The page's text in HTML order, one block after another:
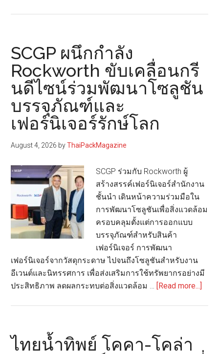
เมื่อ
องค์ก
ยุค
มากก
ที่
เคย
SCGP ผนึกกำลัง
Rockworth ขับเคลื่อนกรี
นดีไซน์ร่วมพัฒนาโซลูชัน
บรรจุภัณฑ์และ
เฟอร์นิเจอร์รักษ์โลก
August 4, 2026 byThaiPackMagazine
SCGP ร่วมกับ Rockworth ผู้
สร้างสรรค์เฟอร์นิเจอร์สำนักงาน
ชั้นนำ เดินหน้าความร่วมมือใน
การพัฒนาโซลูชันเพื่อสิ่งแวดล้อม
ครอบคลุมตั้งแต่การออกแบบ
บรรจุภัณฑ์สำหรับสินค้า
เฟอร์นิเจอร์ การพัฒนา
เฟอร์นิเจอร์จากวัสดุกระดาษ ไปจนถึงโซลูชันสำหรับงาน
อีเวนต์และนิทรรศการ เพื่อส่งเสริมการใช้ทรัพยากรอย่างมี
ประสิทธิภาพ ลดผลกระทบต่อสิ่งแวดล้อม …
[Read more...]
ขับ
ไทยน้ำทิพย์ โคคา-โคล่า